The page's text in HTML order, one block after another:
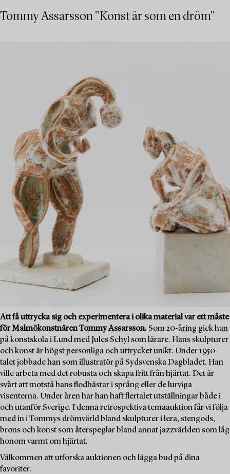
Tommy Assarsson "Konst är som en dröm"
Att få uttrycka sig och experimentera i olika material var ett måste
för Malmökonstnären Tommy Assarsson. Som 20-åring gick han
på konstskola i Lund med Jules Schyl som lärare. Hans skulpturer
och konst är högst personliga och uttrycket unikt. Under 1950-
talet jobbade han som illustratör på Sydsvenska Dagbladet. Han
ville arbeta med det robusta och skapa fritt från hjärtat. Det är
svårt att motstå hans flodhästar i språng eller de lurviga
visenterna. Under åren har han haft flertalet utställningar både i
och utanför Sverige. I denna retrospektiva temaauktion får vi följa
med in i Tommys drömvärld bland skulpturer i lera, stengods,
brons och konst som återspeglar bland annat jazzvärlden som låg
honom varmt om hjärtat.
Välkommen att utforska auktionen och lägga bud på dina
favoriter.